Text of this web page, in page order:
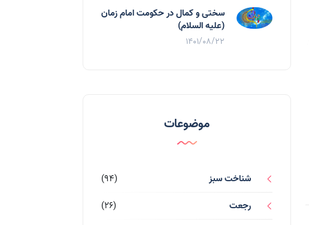
سختی و کمال در حکومت امام زمان
(علیه السلام)
1401/08/22
موضوعات
شناخت سبز
(94)
رجعت
(26)